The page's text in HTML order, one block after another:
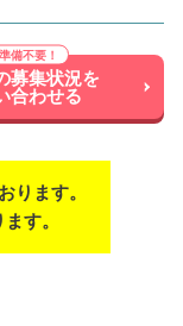
募集状況を
合わせる
ります。
す。